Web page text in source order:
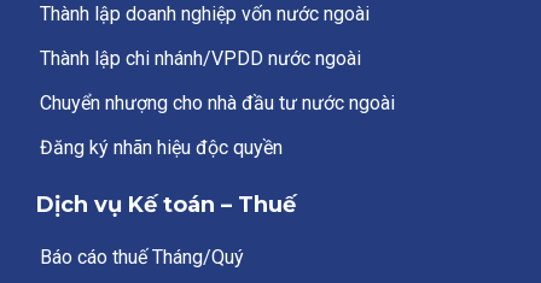
Thành lập doanh nghiệp vốn nước ngoài
Thành lập chi nhánh/VPDD nước ngoài
Chuyển nhượng cho nhà đầu tư nước ngoài
Đăng ký nhãn hiệu độc quyền
Dịch vụ Kế toán – Thuế
Báo cáo thuế Tháng/Quý